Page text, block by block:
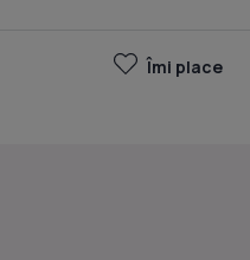
Îmi place